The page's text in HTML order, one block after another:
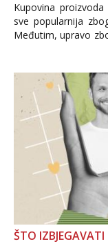
Kupovina
sve popularnija
Međutim, upravo
i brojni
ŠTO